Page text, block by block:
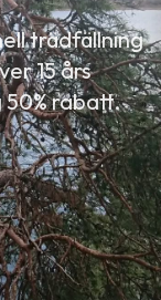
trädfällning
15 års
rabatt.